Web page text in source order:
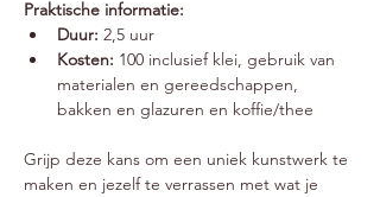
Praktische informatie:
Duur: 2,5 uur
Kosten: 100 inclusief klei, gebruik van
materialen en gereedschappen,
bakken en glazuren en koffie/thee
Grijp deze kans om een uniek kunstwerk te
maken en jezelf te verrassen met wat je